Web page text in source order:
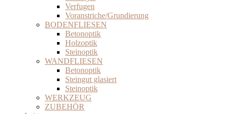
Verfugen
Voranstriche/Grundierung
BODENFLIESEN
Betonoptik
Holzoptik
Steinoptik
WANDFLIESEN
Betonoptik
Steingut glasiert
Steinoptik
WERKZEUG
ZUBEHÖR